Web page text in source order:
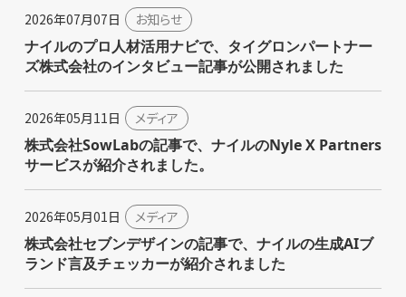
2026年07月07日 お知らせ
ナイルのプロ人材活用ナビで、タイグロンパートナー
ズ株式会社のインタビュー記事が公開されました
2026年05月11日 メディア
株式会社SowLabの記事で、ナイルのNyle X Partners
サービスが紹介されました。
2026年05月01日 メディア
株式会社セブンデザインの記事で、ナイルの生成AIブ
ランド言及チェッカーが紹介されました